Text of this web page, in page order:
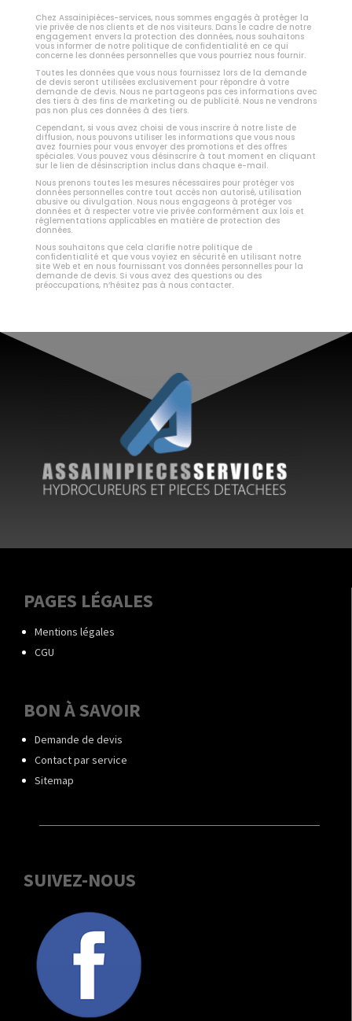
Chez Assainipièces-services, nous sommes engagés à protéger la
vie privée de nos clients et de nos visiteurs. Dans le cadre de notre
engagement envers la protection des données, nous souhaitons
vous informer de notre politique de confidentialité en ce qui
concerne les données personnelles que vous pourriez nous fournir.
Toutes les données que vous nous fournissez lors de la demande
de devis seront utilisées exclusivement pour répondre à votre
demande de devis. Nous ne partageons pas ces informations avec
des tiers à des fins de marketing ou de publicité. Nous ne vendrons
pas non plus ces données à des tiers.
Cependant, si vous avez choisi de vous inscrire à notre liste de
diffusion, nous pouvons utiliser les informations que vous nous
avez fournies pour vous envoyer des promotions et des offres
spéciales. Vous pouvez vous désinscrire à tout moment en cliquant
sur le lien de désinscription inclus dans chaque e-mail.
Nous prenons toutes les mesures nécessaires pour protéger vos
données personnelles contre tout accès non autorisé, utilisation
abusive ou divulgation. Nous nous engageons à protéger vos
données et à respecter votre vie privée conformément aux lois et
réglementations applicables en matière de protection des
données.
Nous souhaitons que cela clarifie notre politique de
confidentialité et que vous voyiez en sécurité en utilisant notre
site Web et en nous fournissant vos données personnelles pour la
demande de devis. Si vous avez des questions ou des
préoccupations, n’hésitez pas à nous contacter.
PAGES LÉGALES
Mentions légales
CGU
BON À SAVOIR
Demande de devis
Contact par service
Sitemap
SUIVEZ-NOUS